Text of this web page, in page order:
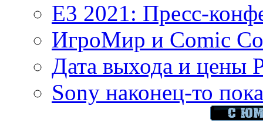
E3 2021: Пресс-
ИгроМир и Comic
Дата выхода и цены
Sony наконец-то